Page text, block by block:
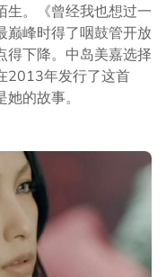
生。《曾经我也想过一
巅峰时得了咽鼓管开放
得下降。中岛美嘉选择
2013年发行了这首
的故事。